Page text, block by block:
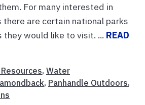
For many interested in
there are certain national parks
they would like to visit. ... READ
, Water
, Panhandle Outdoors,